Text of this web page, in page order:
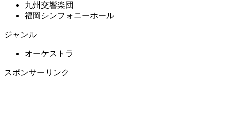
九州交響楽団
福岡シンフォニーホール
ジャンル
オーケストラ
スポンサーリンク